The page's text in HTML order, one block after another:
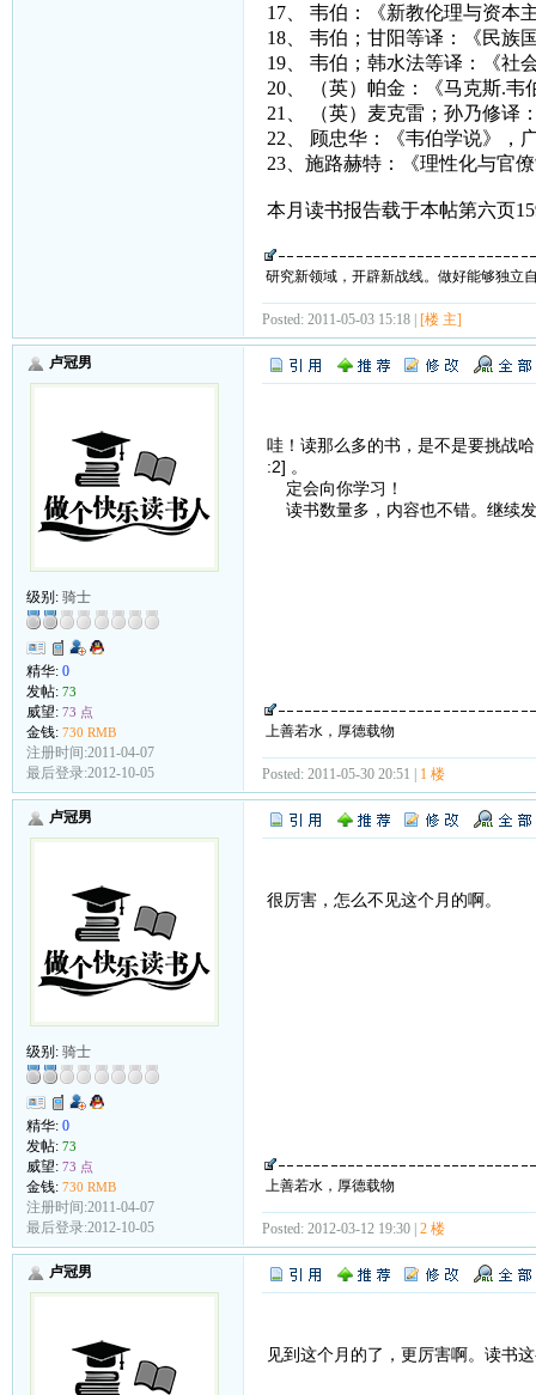
17、 韦伯：《新教伦理与资本
18、 韦伯；甘阳等译：《民族
19、 韦伯；韩水法等译：《社
20、 （英）帕金：《马克斯.韦
21、 （英）麦克雷；孙乃修译
22、 顾忠华：《韦伯学说》，
23、施路赫特：《理性化与官
本月读书报告载于本帖第六页
研究新领域，开辟新战线。做好能够独立
Posted: 2011-05-03 15:18 | [楼 主]
卢冠男
级别: 骑士
精华: 0
发帖: 73
威望: 73 点
金钱: 730 RMB
注册时间:2011-04-07
最后登录:2012-10-05
哇！读那么多的书，是不是要挑战
:2] 。
定会向你学习！
读书数量多，内容也不错。继续
上善若水，厚德载物
Posted: 2011-05-30 20:51 | 1 楼
卢冠男
级别: 骑士
精华: 0
发帖: 73
威望: 73 点
金钱: 730 RMB
注册时间:2011-04-07
最后登录:2012-10-05
很厉害，怎么不见这个月的啊。
上善若水，厚德载物
Posted: 2012-03-12 19:30 | 2 楼
卢冠男
见到这个月的了，更厉害啊。读书